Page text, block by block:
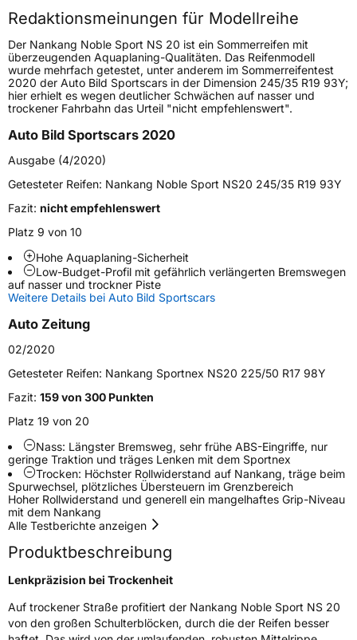
Höchstgeschwindigkeit
240 km/h
Lastindex91
Höchstlast615 kg
Gewicht (in kg)9,56 kg
FahrzeugtypPKW
VerwendungSommerreifen
ModellnameNoble Sport NS 20
Fahrzeugart
PKW & SUV
Weitere Eigenschaften
SchlauchtypTL
ZustandNeureifen
EU Label
EffizienzD
NasshaftungC
Rollgeräusch (Klasse)
Rollgeräusch (dB)72
FahrzeugklasseC1
Redaktionsmeinungen für Modellreihe
Der Nankang Noble Sport NS 20 ist ein Sommerreifen mit
überzeugenden Aquaplaning-Qualitäten. Das Reifenmodell
wurde mehrfach getestet, unter anderem im Sommerreifentest
2020 der Auto Bild Sportscars in der Dimension 245/35 R19 93Y;
hier erhielt es wegen deutlicher Schwächen auf nasser und
trockener Fahrbahn das Urteil "nicht empfehlenswert".
Auto Bild Sportscars 2020
Ausgabe (4/2020)
Getesteter Reifen: Nankang Noble Sport NS20 245/35 R19 93Y
Fazit: nicht empfehlenswert
Platz 9 von 10
Hohe Aquaplaning-Sicherheit
Low-Budget-Profil mit gefährlich verlängerten Bremswegen
auf nasser und trockner Piste
Weitere Details bei Auto Bild Sportscars
Auto Zeitung
02/2020
Getesteter Reifen: Nankang Sportnex NS20 225/50 R17 98Y
Fazit: 159 von 300 Punkten
Platz 19 von 20
Nass: Längster Bremsweg, sehr frühe ABS-Eingriffe, nur
geringe Traktion und träges Lenken mit dem Sportnex
Trocken: Höchster Rollwiderstand auf Nankang, träge beim
Spurwechsel, plötzliches Übersteuern im Grenzbereich
Hoher Rollwiderstand und generell ein mangelhaftes Grip-Niveau
mit dem Nankang
Alle Testberichte anzeigen
Produktbeschreibung
Lenkpräzision bei Trockenheit
Auf trockener Straße profitiert der Nankang Noble Sport NS 20
von den großen Schulterblöcken, durch die der Reifen besser